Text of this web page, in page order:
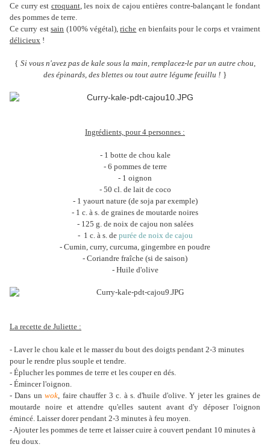
Ce curry est croquant, les noix de cajou entières contre-balançant le fondant
des pommes de terre.
Ce curry estsain (100% végétal),riche en bienfaits pour le corps et vraiment
délicieux !
{ Si vous n'avez pas de kale sous la main, remplacez-le par un autre chou,
des épinards, des blettes ou tout autre légume feuillu ! }
Ingrédients, pour 4 personnes :
- 1 botte de chou kale
- 6 pommes de terre
- 1 oignon
- 50 cl. de lait de coco
- 1 yaourt nature (de soja par exemple)
- 1 c. à s. de graines de moutarde noires
- 125 g. de noix de cajou non salées
- 1 c. à s. de purée de noix de cajou
- Cumin, curry, curcuma, gingembre en poudre
- Coriandre fraîche (si de saison)
- Huile d'olive
La recette de Juliette :
- Laver le chou kale et le masser du bout des doigts pendant 2-3 minutes
pour le rendre plus souple et tendre.
- Éplucher les pommes de terre et les couper en dés.
- Émincer l'oignon.
- Dans unwok, faire chauffer 3 c. à s. d'huile d'olive. Y jeter les graines de
moutarde noire et attendre qu'elles sautent avant d'y déposer l'oignon
émincé. Laisser dorer pendant 2-3 minutes à feu moyen.
- Ajouter les pommes de terre et laisser cuire à couvert pendant 10 minutes à
feu doux.